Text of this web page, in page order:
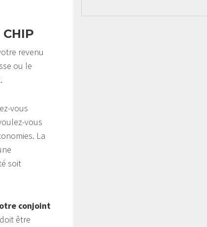
CHIP
revenu
ou le
vous
vous
La
soit
conjoint
être